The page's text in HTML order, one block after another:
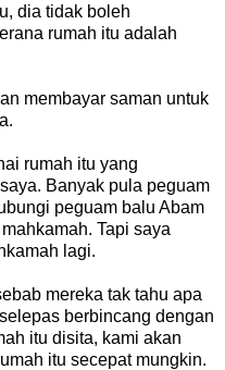
dia tidak boleh
rumah itu adalah
membayar saman untuk
rumah itu yang
Banyak pula peguam
peguam balu Abam
Tapi saya
lagi.
mereka tak tahu apa
berbincang dengan
itu disita, kami akan
itu secepat mungkin.